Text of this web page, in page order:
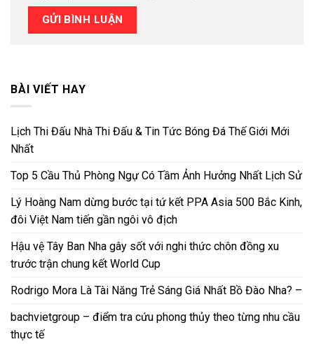
BÀI VIẾT HAY
Lịch Thi Đấu Nhà Thi Đấu & Tin Tức Bóng Đá Thế Giới Mới
Nhất
Top 5 Cầu Thủ Phòng Ngự Có Tầm Ảnh Hưởng Nhất Lịch Sử
Lý Hoàng Nam dừng bước tại tứ kết PPA Asia 500 Bắc Kinh,
đôi Việt Nam tiến gần ngôi vô địch
Hậu vệ Tây Ban Nha gây sốt với nghi thức chôn đồng xu
trước trận chung kết World Cup
Rodrigo Mora Là Tài Năng Trẻ Sáng Giá Nhất Bồ Đào Nha? –
bachvietgroup – điểm tra cứu phong thủy theo từng nhu cầu
thực tế